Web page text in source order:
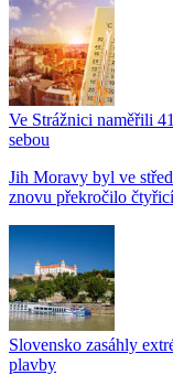
Ve Strážnici naměřili
sebou
Jih Moravy byl ve
znovu překročilo
Slovensko zasáhly
plavby